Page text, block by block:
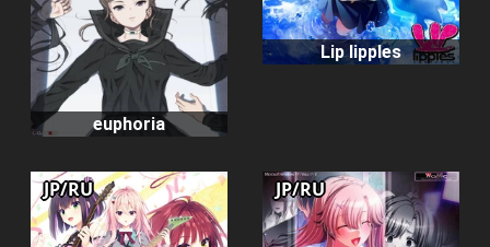
euphoria
Lip lipples
JP/RU JP/RU